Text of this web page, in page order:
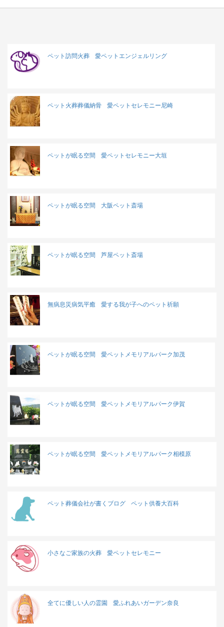
ペット訪問火葬 愛ペットエンジェルリング
ペット火葬葬儀納骨 愛ペットセレモニー尼崎
ペットが眠る空間 愛ペットセレモニー大垣
ペットが眠る空間 大阪ペット斎場
ペットが眠る空間 芦屋ペット斎場
無病息災病気平癒 愛する我が子へのペット祈願
ペットが眠る空間 愛ペットメモリアルパーク加茂
ペットが眠る空間 愛ペットメモリアルパーク伊賀
ペットが眠る空間 愛ペットメモリアルパーク相模原
ペット葬儀会社が書くブログ ペット供養大百科
小さなご家族の火葬 愛ペットセレモニー
全てに優しい人の霊園 愛ふれあいガーデン奈良